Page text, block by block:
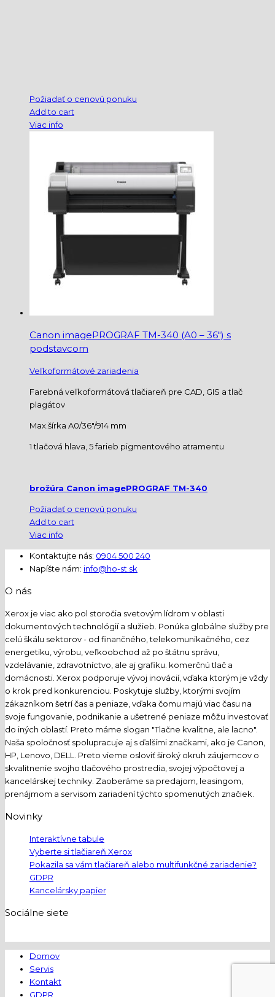
Požiadať o cenovú ponuku
Add to cart
Viac info
Canon imagePROGRAF TM-340 (A0 – 36″) s
podstavcom
Veľkoformátové zariadenia
Farebná veľkoformátová tlačiareň pre CAD, GIS a tlač
plagátov
Max.šírka A0/36″/914 mm
1 tlačová hlava, 5 farieb pigmentového atramentu
brožúra Canon imagePROGRAF TM-340
Požiadať o cenovú ponuku
Add to cart
Viac info
Kontaktujte nás: 0904 500 240
Napíšte nám: info@ho-st.sk
O nás
Xerox je viac ako pol storočia svetovým lídrom v oblasti
dokumentových technológií a služieb. Ponúka globálne služby pre
celú škálu sektorov - od finančného, telekomunikačného, cez
energetiku, výrobu, veľkoobchod až po štátnu správu,
vzdelávanie, zdravotníctvo, ale aj grafiku. komerčnú tlač a
domácnosti. Xerox podporuje vývoj inovácií, vďaka ktorým je vždy
o krok pred konkurenciou. Poskytuje služby, ktorými svojím
zákazníkom šetrí čas a peniaze, vďaka čomu majú viac času na
svoje fungovanie, podnikanie a ušetrené peniaze môžu investovať
do iných oblastí. Preto máme slogan "Tlačne kvalitne, ale lacno".
Naša spoločnosť spolupracuje aj s ďalšími značkami, ako je Canon,
HP, Lenovo, DELL. Preto vieme osloviť široký okruh záujemcov o
skvalitnenie svojho tlačového prostredia, svojej výpočtovej a
kancelárskej techniky. Zaoberáme sa predajom, leasingom,
prenájmom a servisom zariadení týchto spomenutých značiek.
Novinky
Interaktívne tabule
Vyberte si tlačiareň Xerox
Pokazila sa vám tlačiareň alebo multifunkčné zariadenie?
GDPR
Kancelársky papier
Sociálne siete
Domov
Servis
Kontakt
GDPR